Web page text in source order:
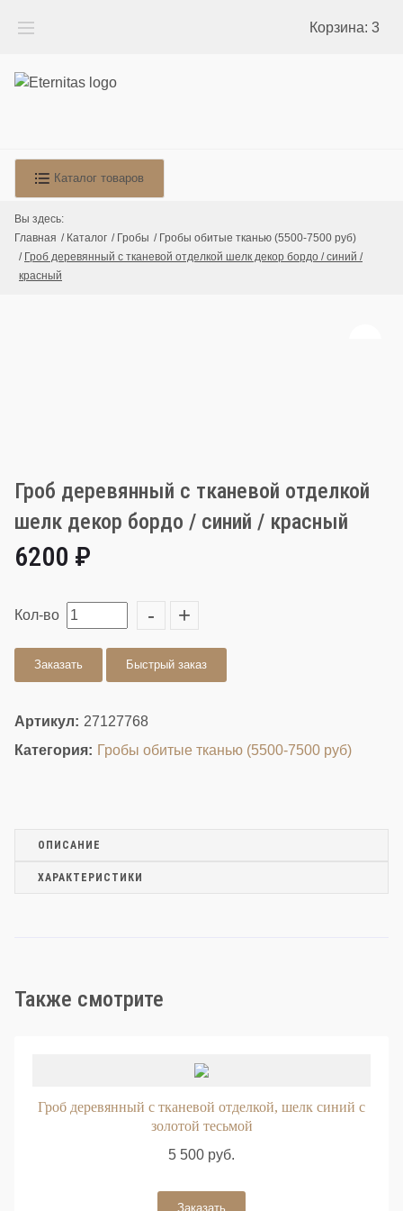
Корзина: 3
Каталог товаров
Вы здесь:
Главная
Каталог Гробы
Гробы обитые тканью (5500-7500 руб)
Гроб деревянный с тканевой отделкой шелк декор бордо / синий /
красный
Гроб деревянный с тканевой отделкой
шелк декор бордо / синий / красный
6200 ₽
Кол-во - +
Заказать Быстрый заказ
Артикул: 27127768
Категория: Гробы обитые тканью (5500-7500 руб)
ОПИСАНИЕ
ХАРАКТЕРИСТИКИ
Также смотрите
Гроб деревянный с тканевой отделкой, шелк синий с
золотой тесьмой
5 500 руб.
Заказать